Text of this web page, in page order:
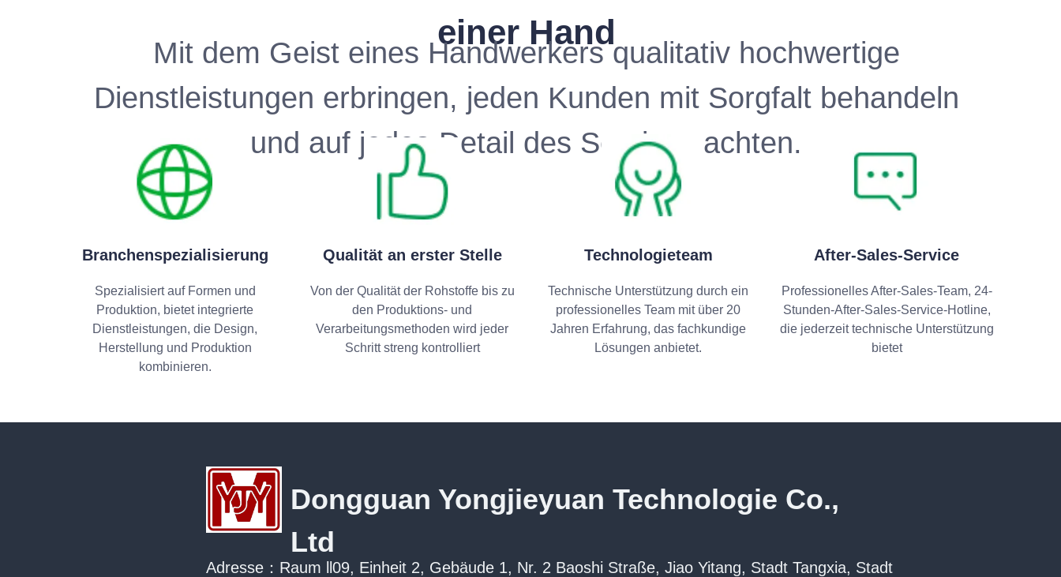
einer Hand
Mit dem Geist eines Handwerkers qualitativ hochwertige
Dienstleistungen erbringen, jeden Kunden mit Sorgfalt behandeln
und auf jedes Detail des Services achten.
Branchenspezialisierung Qualität an erster Stelle Technologieteam After-Sales-Service
Spezialisiert auf Formen und
Produktion, bietet integrierte
Dienstleistungen, die Design,
Herstellung und Produktion
kombinieren.
Von der Qualität der Rohstoffe bis zu
den Produktions- und
Verarbeitungsmethoden wird jeder
Schritt streng kontrolliert
Technische Unterstützung durch ein
professionelles Team mit über 20
Jahren Erfahrung, das fachkundige
Lösungen anbietet.
Professionelles After-Sales-Team, 24-
Stunden-After-Sales-Service-Hotline,
die jederzeit technische Unterstützung
bietet
Dongguan Yongjieyuan Technologie Co.,
Ltd
Adresse：Raum ll09, Einheit 2, Gebäude 1, Nr. 2 Baoshi Straße, Jiao Yitang, Stadt Tangxia, Stadt